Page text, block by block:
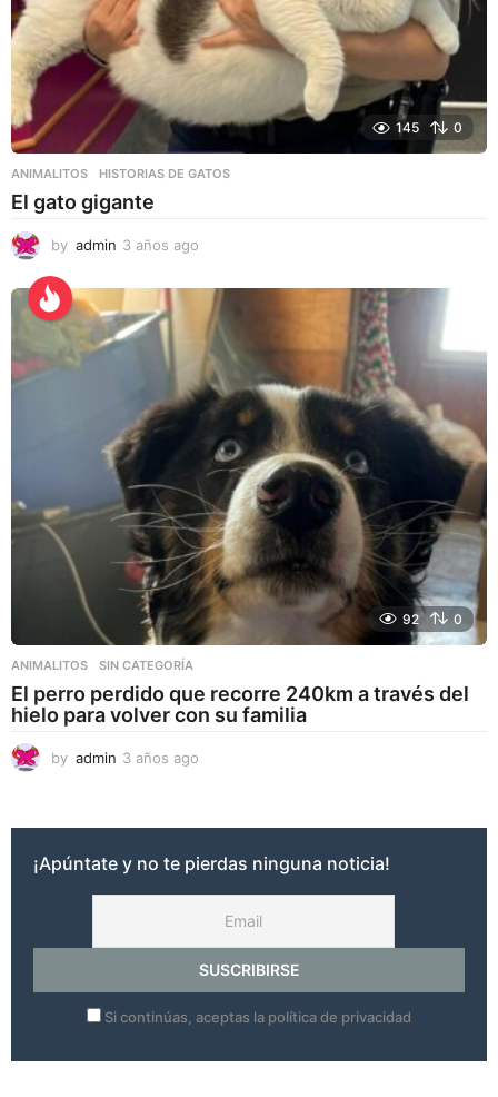
145 0
ANIMALITOS HISTORIAS DE GATOS
El gato gigante
by admin 3 años ago
ñ
a
g
o
92 0
ANIMALITOS ,SIN CATEGORÍA
El perro perdido que recorre 240km a través del
hielo para volver con su familia
by admin 3 años ago
a
¡Apúntate y no te pierdas ninguna noticia!
Si continúas, aceptas la política de privacidad